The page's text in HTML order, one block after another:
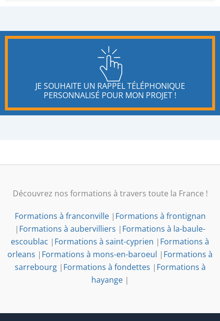
JE SOUHAITE UN RAPPEL TÉLÉPHONIQUE
PERSONNALISÉ POUR MON PROJET !
Découvrez nos formations à travers toute la France !
Formations à franconville| Formations à frontignan
| Formations à aubervilliers | Formations à la-baule-
escoublac | Formations à saint-cyprien | Formations à
orleans | Formations à mons-en-baroeul | Formations à
sarrebourg| Formations à fondettes | Formations à
hayange|